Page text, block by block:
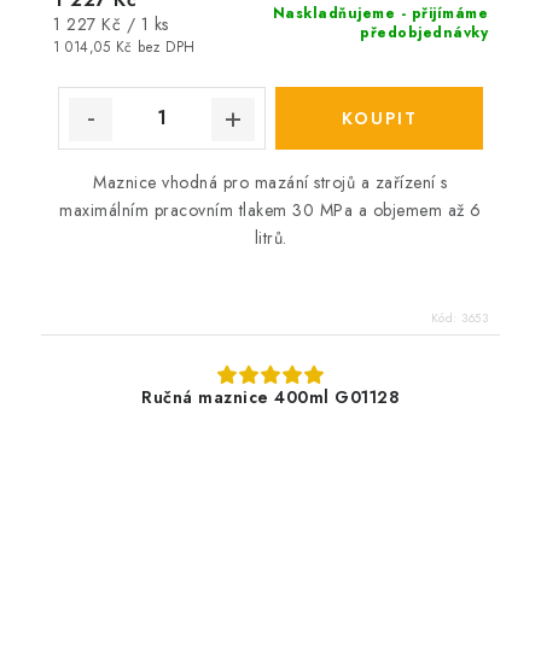
Naskladňujeme - přijímáme
předobjednávky
1 014,05 Kč bez DPH
Měrná
cena:
1 227 Kč / 1 ks
Maznice vhodná pro mazání strojů a zařízení s
maximálním pracovním tlakem 30 MPa a objemem až 6
litrů.
Kód: 3653
Ručná maznice 400ml G01128